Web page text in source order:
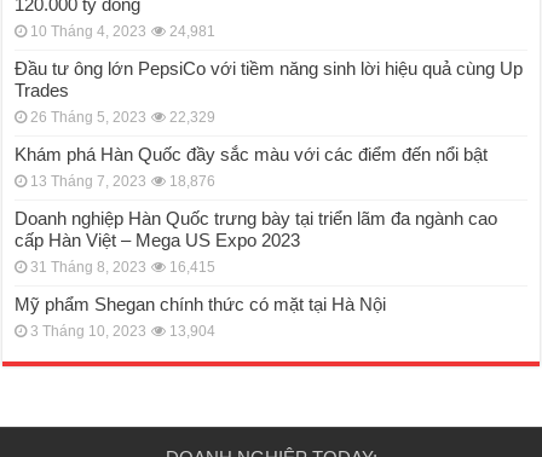
120.000 tỷ đồng
10 Tháng 4, 2023 24,981
Đầu tư ông lớn PepsiCo với tiềm năng sinh lời hiệu quả cùng Up
Trades
26 Tháng 5, 2023 22,329
Khám phá Hàn Quốc đầy sắc màu với các điểm đến nổi bật
13 Tháng 7, 2023 18,876
Doanh nghiệp Hàn Quốc trưng bày tại triển lãm đa ngành cao
cấp Hàn Việt – Mega US Expo 2023
31 Tháng 8, 2023 16,415
Mỹ phẩm Shegan chính thức có mặt tại Hà Nội
3 Tháng 10, 2023 13,904